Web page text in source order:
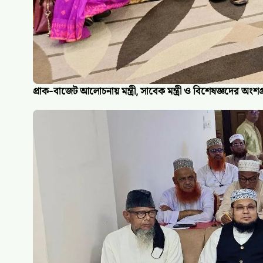
প্রাক-বাজেট আলোচনায় মন্ত্রী, সাবেক মন্ত্রী ও বিশেষজ্ঞদের